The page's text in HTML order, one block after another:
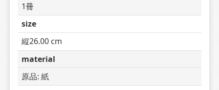
1冊
size
縦26.00 cm
material
原品: 紙